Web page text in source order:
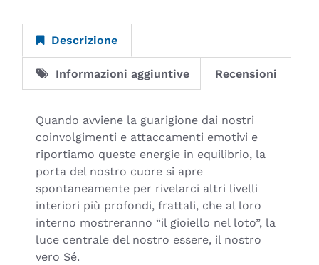
Descrizione
Informazioni aggiuntive Recensioni
Quando avviene la guarigione dai nostri
coinvolgimenti e attaccamenti emotivi e
riportiamo queste energie in equilibrio, la
porta del nostro cuore si apre
spontaneamente per rivelarci altri livelli
interiori più profondi, frattali, che al loro
interno mostreranno “il gioiello nel loto”, la
luce centrale del nostro essere, il nostro
vero Sé.